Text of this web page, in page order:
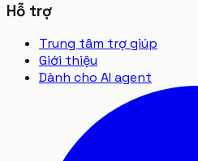
Hỗ trợ
Trung tâm trợ giúp
Giới thiệu
Dành cho AI agent